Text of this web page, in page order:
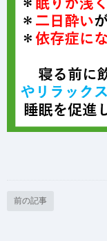
前の記事